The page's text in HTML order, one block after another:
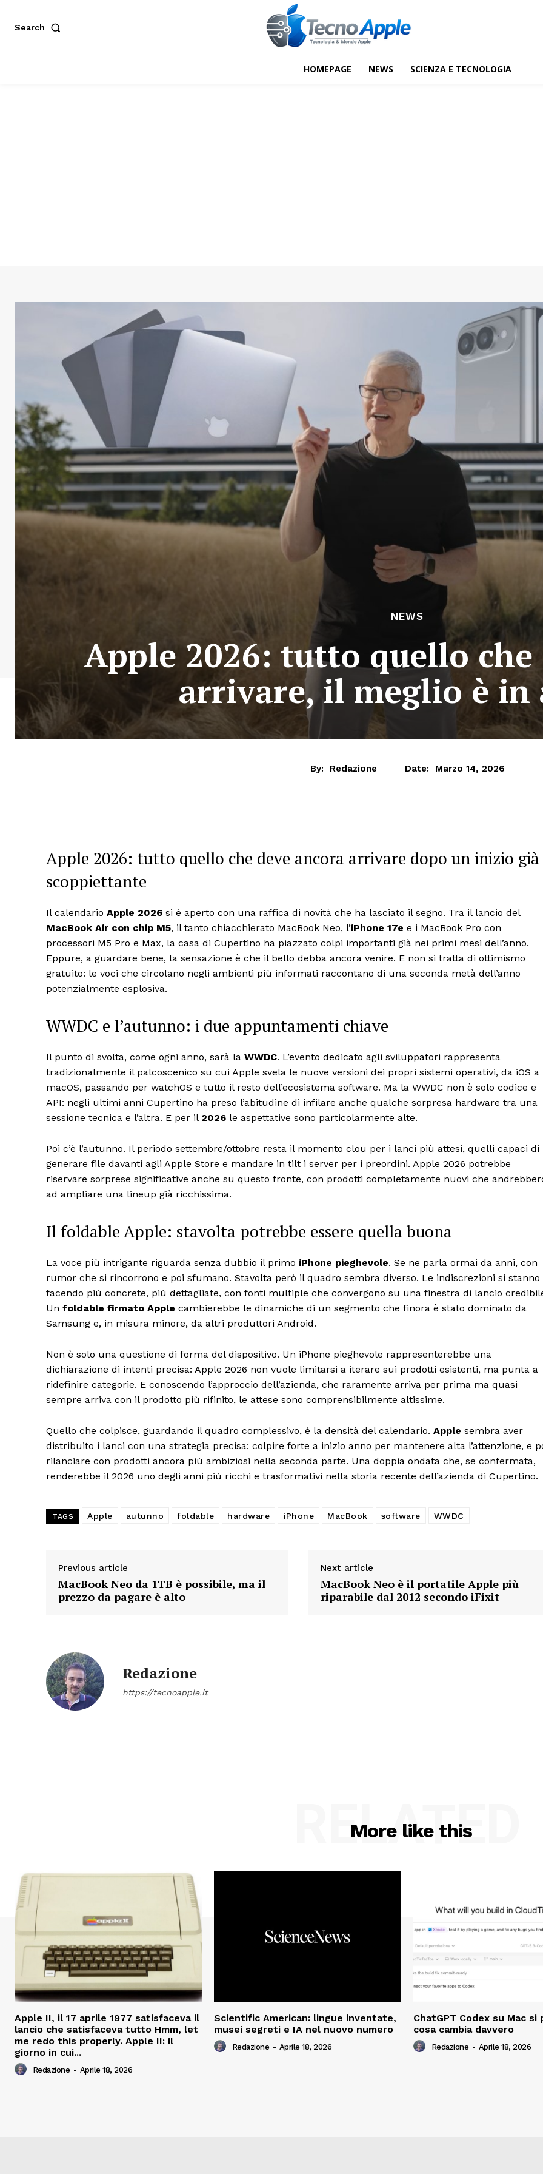
Search
HOMEPAGE NEWS SCIENZA E TECNOLOGIA
NEWS
Apple 2026: tutto quello che
arrivare, il meglio è in
By: Redazione Date: Marzo 14, 2026
Apple 2026: tutto quello che deve ancora arrivare dopo un inizio già
scoppiettante
Il calendario Apple 2026 si è aperto con una raffica di novità che ha lasciato il segno. Tra il lancio del
MacBook Air con chip M5, il tanto chiacchierato MacBook Neo, l’iPhone 17e e i MacBook Pro con
processori M5 Pro e Max, la casa di Cupertino ha piazzato colpi importanti già nei primi mesi dell’anno.
Eppure, a guardare bene, la sensazione è che il bello debba ancora venire. E non si tratta di ottimismo
gratuito: le voci che circolano negli ambienti più informati raccontano di una seconda metà dell’anno
potenzialmente esplosiva.
WWDC e l’autunno: i due appuntamenti chiave
Il punto di svolta, come ogni anno, sarà la WWDC. L’evento dedicato agli sviluppatori rappresenta
tradizionalmente il palcoscenico su cui Apple svela le nuove versioni dei propri sistemi operativi, da iOS a
macOS, passando per watchOS e tutto il resto dell’ecosistema software. Ma la WWDC non è solo codice e
API: negli ultimi anni Cupertino ha preso l’abitudine di infilare anche qualche sorpresa hardware tra una
sessione tecnica e l’altra. E per il 2026 le aspettative sono particolarmente alte.
Poi c’è l’autunno. Il periodo settembre/ottobre resta il momento clou per i lanci più attesi, quelli capaci di
generare file davanti agli Apple Store e mandare in tilt i server per i preordini. Apple 2026 potrebbe
riservare sorprese significative anche su questo fronte, con prodotti completamente nuovi che
ad ampliare una lineup già ricchissima.
Il foldable Apple: stavolta potrebbe essere quella buona
La voce più intrigante riguarda senza dubbio il primo iPhone pieghevole. Se ne parla ormai da anni, con
rumor che si rincorrono e poi sfumano. Stavolta però il quadro sembra diverso. Le indiscrezioni si stanno
facendo più concrete, più dettagliate, con fonti multiple che convergono su una finestra di lancio
Un foldable firmato Apple cambierebbe le dinamiche di un segmento che finora è stato dominato da
Samsung e, in misura minore, da altri produttori Android.
Non è solo una questione di forma del dispositivo. Un iPhone pieghevole rappresenterebbe una
dichiarazione di intenti precisa: Apple 2026 non vuole limitarsi a iterare sui prodotti esistenti, ma punta a
ridefinire categorie. E conoscendo l’approccio dell’azienda, che raramente arriva per prima ma quasi
sempre arriva con il prodotto più rifinito, le attese sono comprensibilmente altissime.
Quello che colpisce, guardando il quadro complessivo, è la densità del calendario. Apple sembra aver
distribuito i lanci con una strategia precisa: colpire forte a inizio anno per mantenere alta l’attenzione, e
rilanciare con prodotti ancora più ambiziosi nella seconda parte. Una doppia ondata che, se confermata,
renderebbe il 2026 uno degli anni più ricchi e trasformativi nella storia recente dell’azienda di Cupertino.
TAGS Apple autunno foldable hardware iPhone MacBook software WWDC
Previous article
MacBook Neo da 1TB è possibile, ma il
prezzo da pagare è alto
Next article
MacBook Neo è il portatile Apple più
riparabile dal 2012 secondo iFixit
Redazione
https://tecnoapple.it
More like this
RELATED
Apple II, il 17 aprile 1977 satisfaceva il
lancio che satisfaceva tutto Hmm, let
me redo this properly. Apple II: il
giorno in cui...
Redazione - Aprile 18, 2026
Scientific American: lingue inventate,
musei segreti e IA nel nuovo numero
Redazione - Aprile 18, 2026
ChatGPT Codex su Mac si
cosa cambia davvero
Redazione - Aprile 18, 2026